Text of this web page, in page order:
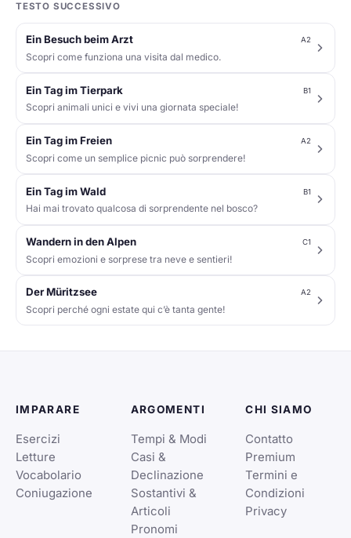
TESTO SUCCESSIVO
Ein Besuch beim Arzt A2
Scopri come funziona una visita dal medico.
Ein Tag im Tierpark B1
Scopri animali unici e vivi una giornata speciale!
Ein Tag im Freien A2
Scopri come un semplice picnic può sorprendere!
Ein Tag im Wald B1
Hai mai trovato qualcosa di sorprendente nel bosco?
Wandern in den Alpen C1
Scopri emozioni e sorprese tra neve e sentieri!
Der Müritzsee A2
Scopri perché ogni estate qui c’è tanta gente!
IMPARARE
Esercizi
Letture
Vocabolario
Coniugazione
ARGOMENTI
Tempi & Modi
Casi &
Declinazione
Sostantivi &
Articoli
Pronomi
CHI SIAMO
Contatto
Premium
Termini e
Condizioni
Privacy